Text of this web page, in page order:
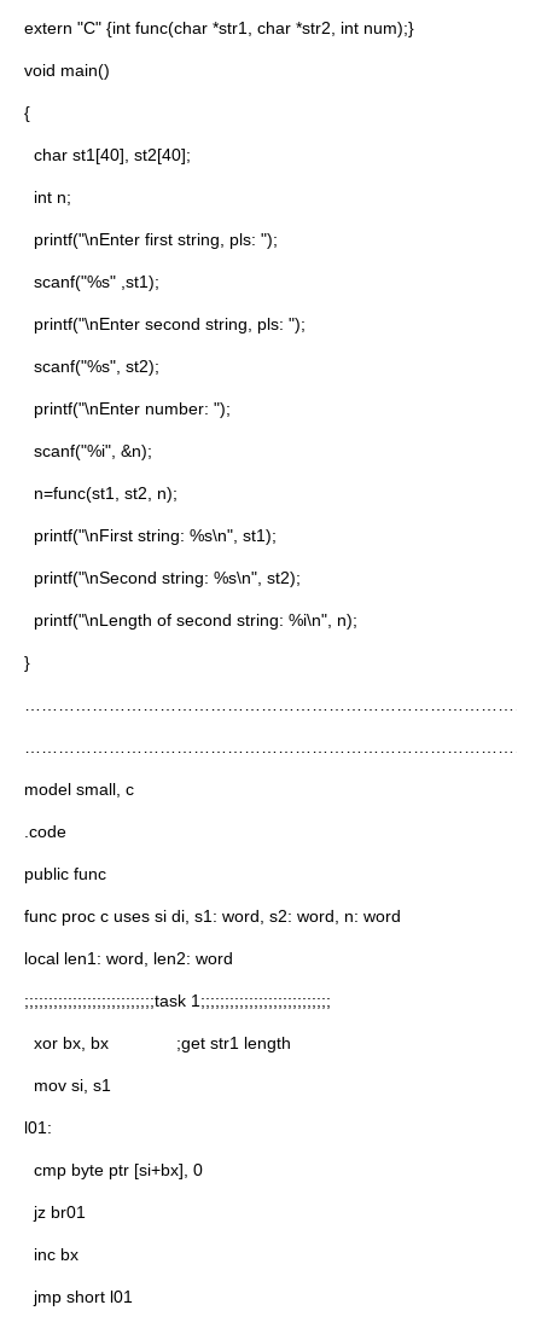
extern "C" {int func(char *str1, char *str2, int num);}
void main()
{
char st1[40], st2[40];
int n;
printf("\nEnter first string, pls: ");
scanf("%s" ,st1);
printf("\nEnter second string, pls: ");
scanf("%s", st2);
printf("\nEnter number: ");
scanf("%i", &n);
n=func(st1, st2, n);
printf("\nFirst string: %s\n", st1);
printf("\nSecond string: %s\n", st2);
printf("\nLength of second string: %i\n", n);
}
model small, c
.code
public func
func proc c uses si di, s1: word, s2: word, n: word
local len1: word, len2: word
;;;;;;;;;;;;;;;;;;;;;;;;;;;task 1;;;;;;;;;;;;;;;;;;;;;;;;;;;
xor bx, bx ;get str1 length
mov si, s1
l01:
cmp byte ptr [si+bx], 0
jz br01
inc bx
jmp short l01